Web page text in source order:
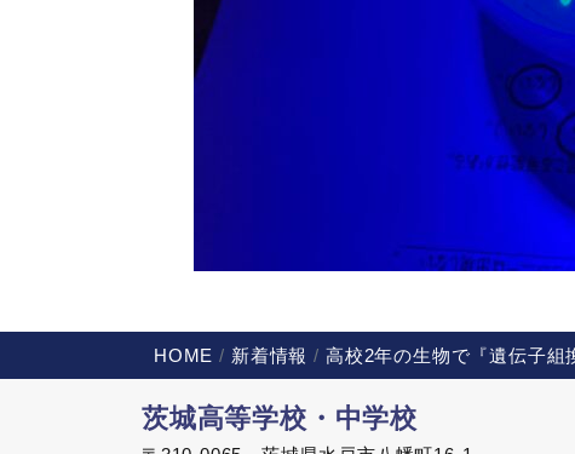
HOME 新着情報 高校2年の生物で『遺伝子組
茨城高等学校・中学校